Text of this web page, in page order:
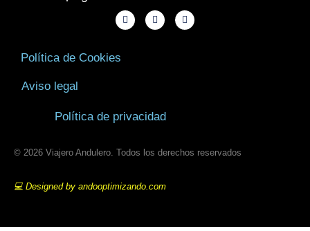
Política de Cookies
Aviso legal
Política de privacidad
© 2026 Viajero Andulero. Todos los derechos reservados
💻 Designed by andooptimizando.com